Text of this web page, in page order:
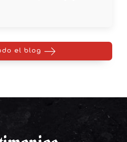
el blog